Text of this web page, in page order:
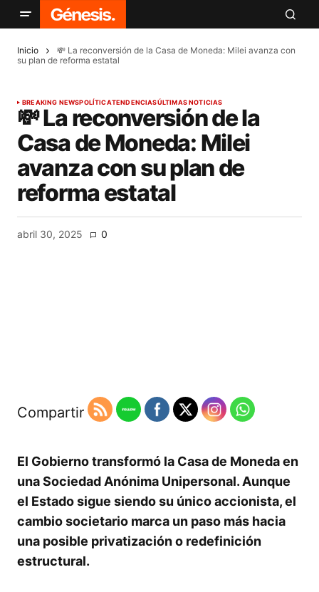
Inicio
💸 La reconversión de la Casa de Moneda: Milei avanza con
su plan de reforma estatal
BREAKING NEWSPOLÍTICATENDENCIASÚLTIMAS NOTICIAS
💸 La reconversión de la
Casa de Moneda: Milei
avanza con su plan de
reforma estatal
abril 30, 2025 0
Compartir
El Gobierno transformó la Casa de Moneda en
una Sociedad Anónima Unipersonal. Aunque
el Estado sigue siendo su único accionista, el
cambio societario marca un paso más hacia
una posible privatización o redefinición
estructural.